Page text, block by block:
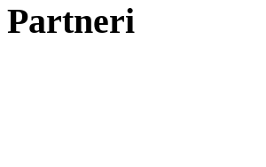
Partneri